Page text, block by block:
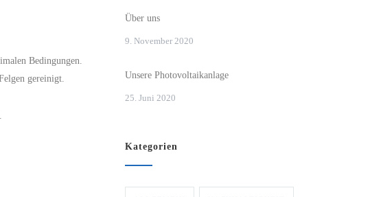
Bedingungen.
gereinigt.
Über uns
9. November 2020
Unsere Photovoltaikanlage
25. Juni 2020
Kategorien